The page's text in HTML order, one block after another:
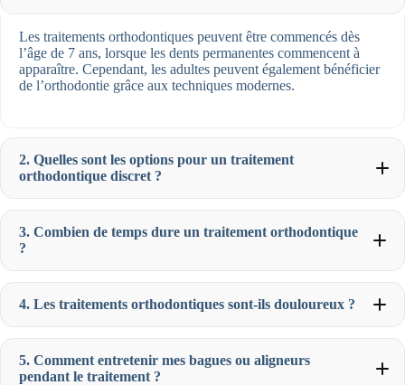
Les traitements orthodontiques peuvent être commencés dès
l’âge de 7 ans, lorsque les dents permanentes commencent à
apparaître. Cependant, les adultes peuvent également bénéficier
de l’orthodontie grâce aux techniques modernes.
2. Quelles sont les options pour un traitement
orthodontique discret ?
3. Combien de temps dure un traitement orthodontique
?
4. Les traitements orthodontiques sont-ils douloureux ?
5. Comment entretenir mes bagues ou aligneurs
pendant le traitement ?